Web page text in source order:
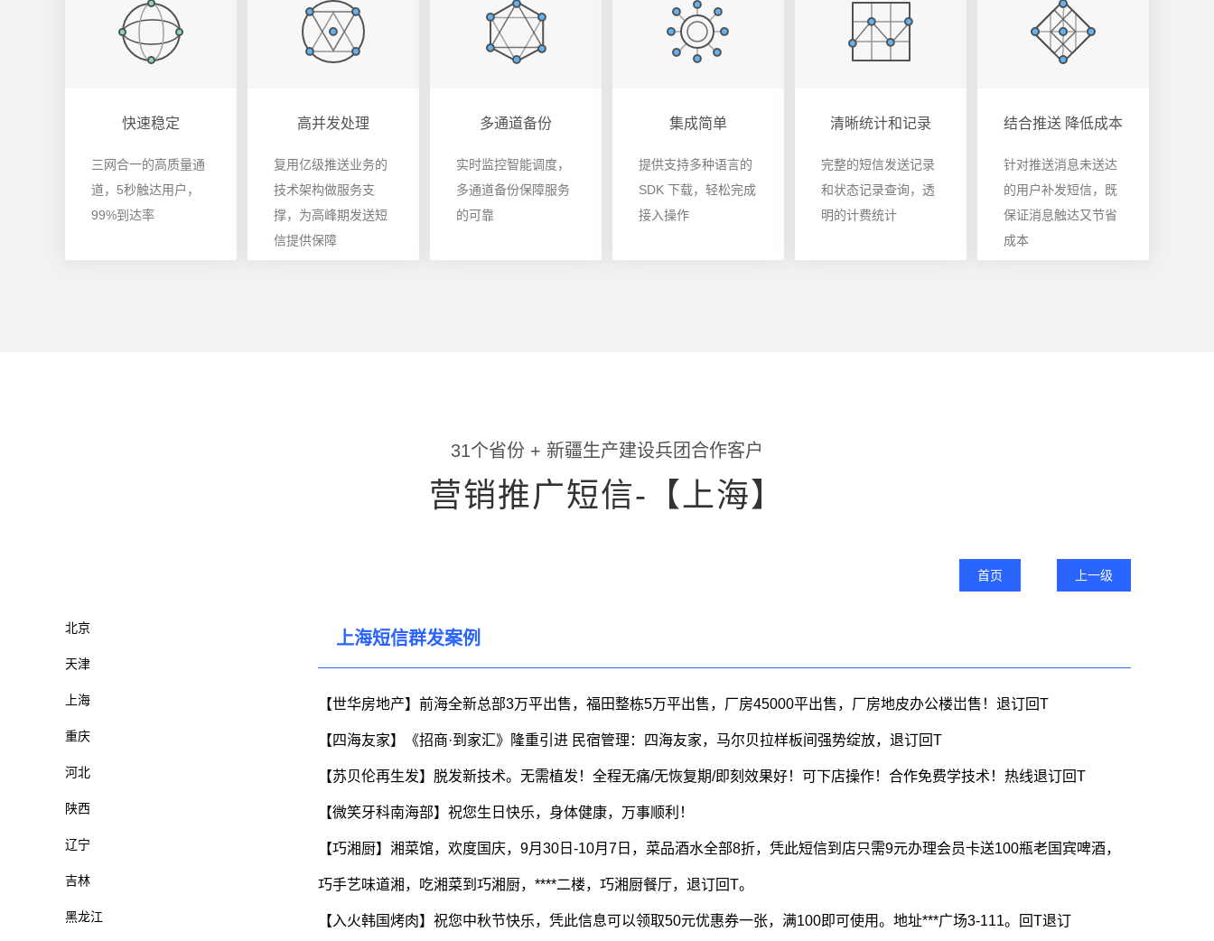
快速稳定
三网合一的高质量通
道，5秒触达用户，
99%到达率
高并发处理
复用亿级推送业务的
技术架构做服务支
撑，为高峰期发送短
信提供保障
多通道备份
实时监控智能调度，
多通道备份保障服务
的可靠
集成简单
提供支持多种语言的
SDK 下载，轻松完成
接入操作
清晰统计和记录
完整的短信发送记录
和状态记录查询，透
明的计费统计
结合推送 降低成本
针对推送消息未送达
的用户补发短信，既
保证消息触达又节省
成本
31个省份 + 新疆生产建设兵团合作客户
营销推广短信-【上海】
上一级
首页
北京
天津
上海
重庆
河北
陕西
辽宁
吉林
黑龙江
上海短信群发案例
【世华房地产】前海全新总部3万平出售，福田整栋5万平出售，厂房45000平出售，厂房地皮办公楼岀售！退订回T
【四海友家】《招商·到家汇》隆重引进 民宿管理：四海友家，马尔贝拉样板间强势绽放，退订回T
【苏贝伦再生发】脱发新技术。无需植发！全程无痛/无恢复期/即刻效果好！可下店操作！合作免费学技术！热线退订回T
【微笑牙科南海部】祝您生日快乐，身体健康，万事顺利！
【巧湘厨】湘菜馆，欢度国庆，9月30日-10月7日，菜品酒水全部8折，凭此短信到店只需9元办理会员卡送100瓶老国宾啤酒，
巧手艺味道湘，吃湘菜到巧湘厨，****二楼，巧湘厨餐厅，退订回T。
【入火韩国烤肉】祝您中秋节快乐，凭此信息可以领取50元优惠券一张，满100即可使用。地址***广场3-111。回T退订